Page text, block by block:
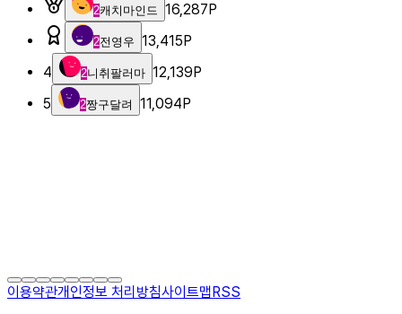
2캐치마인드 16,287P
2전영우 13,415P
4
2니취팔러마 12,139P
5
2짱구달려 11,094P
이용약관개인정보 처리방침사이트맵RSS